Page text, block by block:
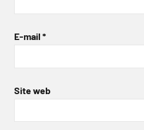
E-mail *
Site web